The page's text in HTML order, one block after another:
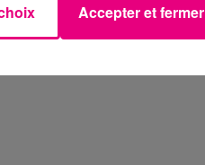
Accepter et fermer